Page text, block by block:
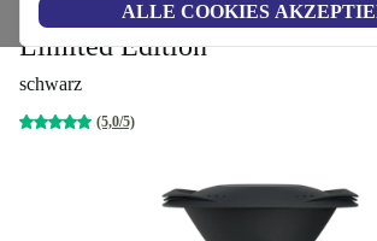
ALLE COOKIES
Vorwerk Thermomix® TM6
Limited Edition
schwarz
(5,0/5)